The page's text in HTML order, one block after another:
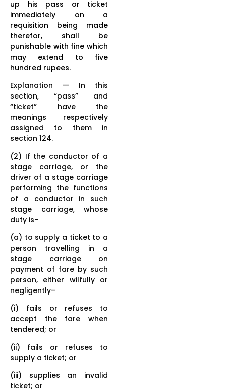
up his pass or ticket
immediately on a
requisition being made
therefor, shall be
punishable with fine which
may extend to five
hundred rupees.
Explanation — In this
section, “pass” and
“ticket” have the
meanings respectively
assigned to them in
section 124.
(2) If the conductor of a
stage carriage, or the
driver of a stage carriage
performing the functions
of a conductor in such
stage carriage, whose
duty is–
(a) to supply a ticket to a
person travelling in a
stage carriage on
payment of fare by such
person, either wilfully or
negligently–
(i) fails or refuses to
accept the fare when
tendered; or
(ii) fails or refuses to
supply a ticket; or
(iii) supplies an invalid
ticket; or